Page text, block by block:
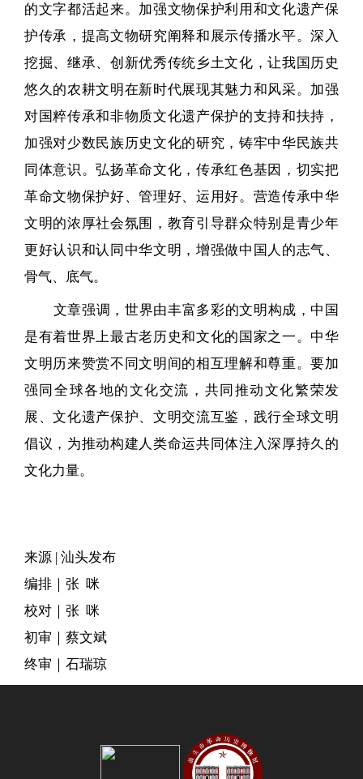
的文字都活起来。加强文物保护利用和文化遗产保
护传承，提高文物研究阐释和展示传播水平。深入
挖掘、继承、创新优秀传统乡土文化，让我国历史
悠久的农耕文明在新时代展现其魅力和风采。加强
对国粹传承和非物质文化遗产保护的支持和扶持，
加强对少数民族历史文化的研究，铸牢中华民族共
同体意识。弘扬革命文化，传承红色基因，切实把
革命文物保护好、管理好、运用好。营造传承中华
文明的浓厚社会氛围，教育引导群众特别是青少年
更好认识和认同中华文明，增强做中国人的志气、
骨气、底气。
文章强调，世界由丰富多彩的文明构成，中国
是有着世界上最古老历史和文化的国家之一。中华
文明历来赞赏不同文明间的相互理解和尊重。要加
强同全球各地的文化交流，共同推动文化繁荣发
展、文化遗产保护、文明交流互鉴，践行全球文明
倡议，为推动构建人类命运共同体注入深厚持久的
文化力量。
来源 | 汕头发布
编排｜张 咪
校对｜张 咪
初审｜蔡文斌
终审｜石瑞琼